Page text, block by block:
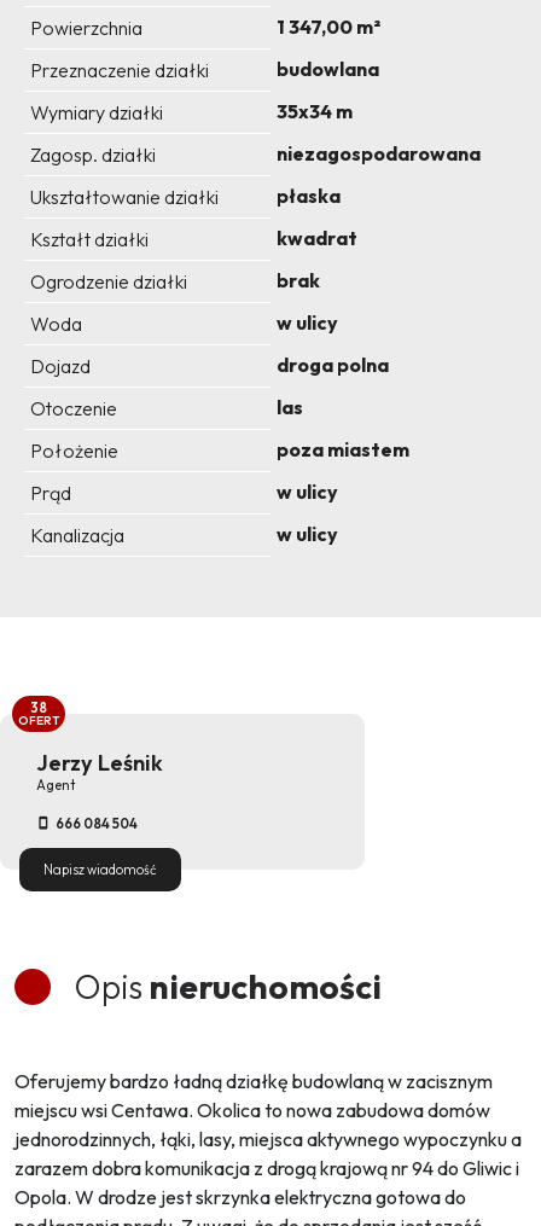
Powierzchnia
1 347,00 m²
Przeznaczenie działki
budowlana
Wymiary działki
35x34 m
Zagosp. działki
niezagospodarowana
Ukształtowanie działki
płaska
Kształt działki
kwadrat
Ogrodzenie działki
brak
Woda
w ulicy
Dojazd
droga polna
Otoczenie
las
Położenie
poza miastem
Prąd
w ulicy
Kanalizacja
w ulicy
Jerzy Leśnik
Agent
666 084 504
Napisz wiadomość
38
OFERT
Opis nieruchomości
Oferujemy bardzo ładną działkę budowlaną w zacisznym
miejscu wsi Centawa. Okolica to nowa zabudowa domów
jednorodzinnych, łąki, lasy, miejsca aktywnego wypoczynku a
zarazem dobra komunikacja z drogą krajową nr 94 do Gliwic i
Opola. W drodze jest skrzynka elektryczna gotowa do